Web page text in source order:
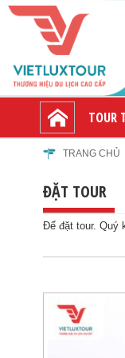
TOUR
TRANG CHỦ
ĐẶT TOUR
Để đặt tour. Quý